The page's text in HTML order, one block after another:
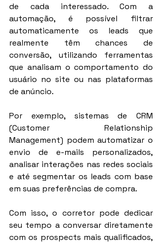
de cada interessado. Com a
automação, é possível filtrar
automaticamente os leads que
realmente têm chances de
conversão, utilizando ferramentas
que analisam o comportamento do
usuário no site ou nas plataformas
de anúncio.
Por exemplo, sistemas de CRM
(Customer Relationship
Management) podem automatizar o
envio de e-mails personalizados,
analisar interações nas redes sociais
e até segmentar os leads com base
em suas preferências de compra.
Com isso, o corretor pode dedicar
seu tempo a conversar diretamente
com os prospects mais qualificados,